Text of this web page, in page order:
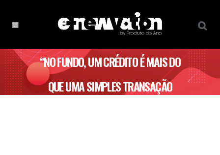
“NO FUNDO, UM CRÉDITO É MAIS DO
QUE UMA SIMPLES TRANSAÇÃO